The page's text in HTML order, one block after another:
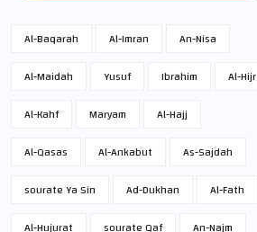
Al-Baqarah Al-Imran
An-Nisa
Al-Maidah
Yusuf Ibrahim
Al-Hijr
Al-Kahf
Maryam
Al-Hajj
Al-Qasas
Al-Ankabut
As-Sajdah
sourate Ya Sin
Ad-Dukhan
Al-Fath
Al-Hujurat
sourate Qaf
An-Najm